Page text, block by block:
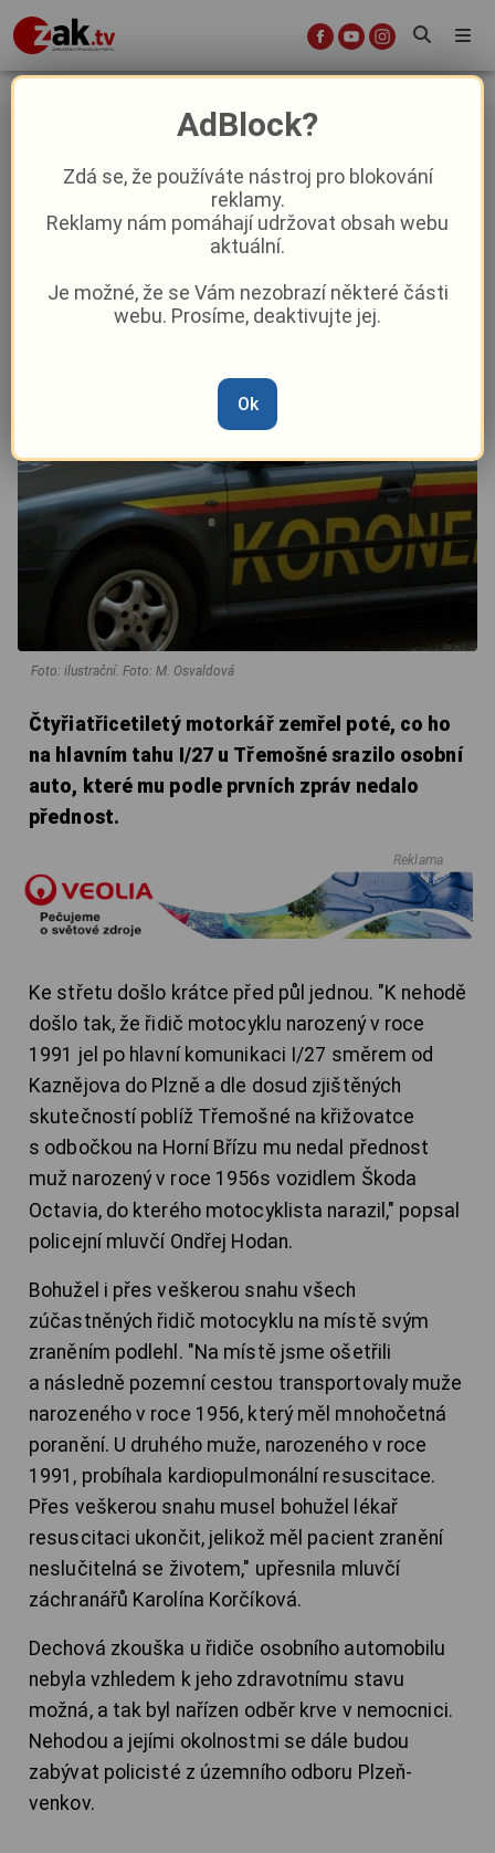
Tragická nehoda u Třemošné.
Motocyklista zemřel po střetu s
autem, které mu nedalo přednost
Krimi
Marie Osvaldová –4. 9. 2025|13:30
Foto: ilustrační. Foto: M. Osvaldová
Čtyřiatřicetiletý motorkář zemřel poté, co ho
na hlavním tahu I/27 u Třemošné srazilo osobní
auto, které mu podle prvních zpráv nedalo
přednost.
Reklama
Ke střetu došlo krátce před půl jednou. "K nehodě
došlo tak, že řidič motocyklu narozený v roce
1991 jel po hlavní komunikaci I/27 směrem od
Kaznějova do Plzně a dle dosud zjištěných
skutečností poblíž Třemošné na křižovatce
s odbočkou na Horní Břízu mu nedal přednost
muž narozený v roce 1956s vozidlem Škoda
Octavia, do kterého motocyklista narazil," popsal
policejní mluvčí Ondřej Hodan.
Bohužel i přes veškerou snahu všech
zúčastněných řidič motocyklu na místě svým
zraněním podlehl. "Na místě jsme ošetřili
a následně pozemní cestou transportovaly muže
narozeného v roce 1956, který měl mnohočetná
poranění. U druhého muže, narozeného v roce
1991, probíhala kardiopulmonální resuscitace.
Přes veškerou snahu musel bohužel lékař
resuscitaci ukončit, jelikož měl pacient zranění
neslučitelná se životem," upřesnila mluvčí
záchranářů Karolína Korčíková.
Dechová zkouška u řidiče osobního automobilu
nebyla vzhledem k jeho zdravotnímu stavu
možná, a tak byl nařízen odběr krve v nemocnici.
Nehodou a jejími okolnostmi se dále budou
zabývat policisté z územního odboru Plzeň-
venkov.
AdBlock?
Zdá se, že používáte nástroj pro blokování
reklamy.
Reklamy nám pomáhají udržovat obsah webu
aktuální.
Je možné, že se Vám nezobrazí některé části
webu. Prosíme, deaktivujte jej.
Ok